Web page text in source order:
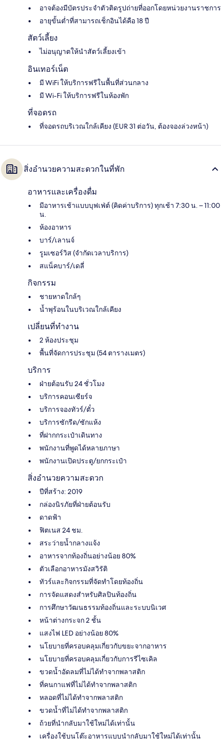
อาจต้องมีบัตรประจำตัวติดรูปถ่ายที่ออกโดยหน่วยงานราชการ
อายุขั้นต่ำที่สามารถเช็กอินได้คือ 18 ปี
สัตว์เลี้ยง
ไม่อนุญาตให้นำสัตว์เลี้ยงเข้า
อินเทอร์เน็ต
มี WiFi ให้บริการฟรีในพื้นที่ส่วนกลาง
มี Wi-Fi ให้บริการฟรีในห้องพัก
ที่จอดรถ
ที่จอดรถบริเวณใกล้เคียง (EUR 31 ต่อวัน, ต้องจองล่วงหน้า)
สิ่งอำนวยความสะดวกในที่พัก
อาหารและเครื่องดื่ม
มีอาหารเช้าแบบบุฟเฟ่ต์ (คิดค่าบริการ) ทุกเช้า 7:30 น. – 11:00
น.
ห้องอาหาร
บาร์/เลานจ์
รูมเซอร์วิส (จำกัดเวลาบริการ)
สแน็คบาร์/เดลี่
กิจกรรม
ชายหาดใกล้ๆ
น้ำพุร้อนในบริเวณใกล้เคียง
เปลี่ยนที่ทำงาน
2 ห้องประชุม
พื้นที่จัดการประชุม (54 ตารางเมตร)
บริการ
ฝ่ายต้อนรับ 24 ชั่วโมง
บริการคอนเซียร์จ
บริการจองทัวร์/ตั๋ว
บริการซักรีด/ซักแห้ง
ที่ฝากกระเป๋าเดินทาง
พนักงานที่พูดได้หลายภาษา
พนักงานเปิดประตู/ยกกระเป๋า
สิ่งอำนวยความสะดวก
ปีที่สร้าง: 2019
กล่องนิรภัยที่ฝ่ายต้อนรับ
ดาดฟ้า
ฟิตเนส 24 ชม.
สระว่ายน้ำกลางแจ้ง
อาหารจากท้องถิ่นอย่างน้อย 80%
ตัวเลือกอาหารมังสวิรัติ
ทัวร์และกิจกรรมที่จัดทำโดยท้องถิ่น
การจัดแสดงสำหรับศิลปินท้องถิ่น
การศึกษาวัฒนธรรมท้องถิ่นและระบบนิเวศ
หน้าต่างกระจก 2 ชั้น
แสงไฟ LED อย่างน้อย 80%
นโยบายที่ครอบคลุมเกี่ยวกับขยะจากอาหาร
นโยบายที่ครอบคลุมเกี่ยวกับการรีไซเคิล
ขวดน้ำอัดลมที่ไม่ได้ทำจากพลาสติก
ที่คนกาแฟที่ไม่ได้ทำจากพลาสติก
หลอดที่ไม่ได้ทำจากพลาสติก
ขวดน้ำที่ไม่ได้ทำจากพลาสติก
ถ้วยที่นำกลับมาใช้ใหม่ได้เท่านั้น
เครื่องใช้บนโต๊ะอาหารแบบนำกลับมาใช้ใหม่ได้เท่านั้น